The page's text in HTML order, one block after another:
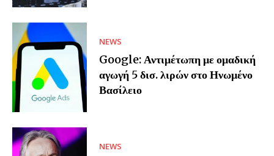
NEWS
Google: Αντιμέτωπη με ομαδική
αγωγή 5 δισ. λιρών στο Ηνωμένο
Βασίλειο
NEWS